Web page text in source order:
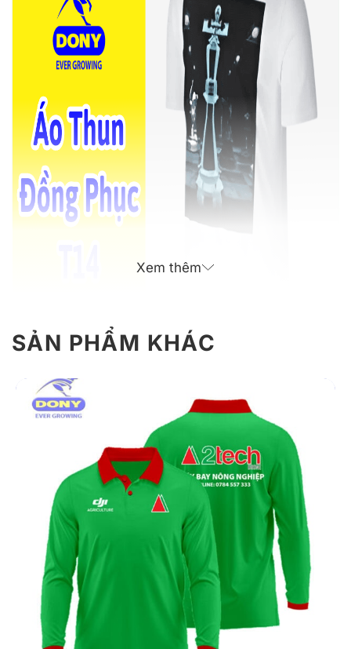
Giới Thiệu Áo Thun Đồng Phục T14
Áo đồng phục được thiết kế với cổ tròn, tay ngắn đơn
giản. Điểm nhấn là hình ảnh quân vua trên bàn cờ vua
đầy ấn tượng, tượng trưng cho sự lãnh đạo, chiến lược
và quyết đoán – rất phù hợp làm đồng phục cho team
chiến lược, lãnh đạo trẻ hoặc các chương trình truyền
cảm hứng.
1. Chất liệu
Áo thun T14 được may từ vải thun lạnh cao cấp
(Polyester) – một trong những chất liệu phổ biến nhất
Xem thêm
SẢN PHẨM KHÁC